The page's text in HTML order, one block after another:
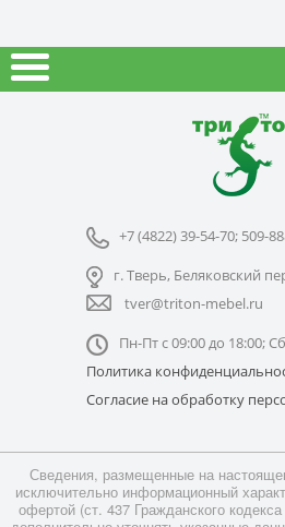
+7 (4822) 39-54-70; 509-
г. Тверь, Беляковский
tver@triton-mebel.ru
Пн-Пт с 09:00 до 18:00;
Политика
Согласие на обработку
Сведения, размещенные на
исключительно информационный
офертой (ст. 437 Гражданского